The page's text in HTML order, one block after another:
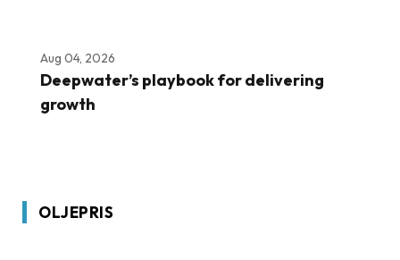
Aug 04, 2026
Deepwater’s playbook for delivering
growth
OLJEPRIS